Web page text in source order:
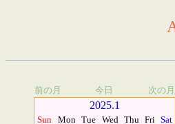
前の月 今日 次の月
2025.1
Sun Mon Tue Wed Thu Fri Sat